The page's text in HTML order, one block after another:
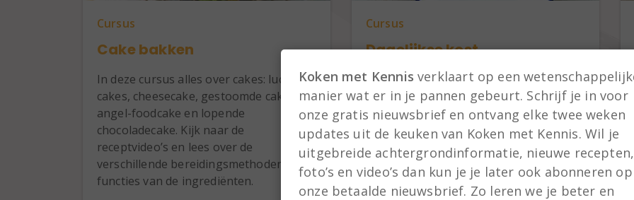
Cursus
Cake bakken
In deze cursus alles over cakes: luchtige
cakes, cheesecake, gestoomde cake,
angel-foodcake en lopende
chocoladecake. Kijk naar de
receptvideo’s en lees over de
verschillende bereidingsmethoden en
functies van de ingrediënten.
Cursus
Dagelijkse kost
Lekker en gevarieerd koken hoeft niet
veel tijd te kosten als je efficiënt gebruik
maakt van je oven en een snelkookpan.
Ook bespaar je kosten als je eet volgens
de seizoenen. In deze cursus leg ik uit
hoe dat werkt.
Koken met Kennis verklaart op een
manier wat er in je pannen gebeurt. Schrijf je in voor
onze gratis nieuwsbrief en ontvang elke twee weken
updates uit de keuken van Koken met Kennis. Wil je
uitgebreide achtergrondinformatie, nieuwe recepten,
foto’s en video’s dan kun je je later ook abonneren op
onze betaalde nieuwsbrief. Zo leren we je beter en